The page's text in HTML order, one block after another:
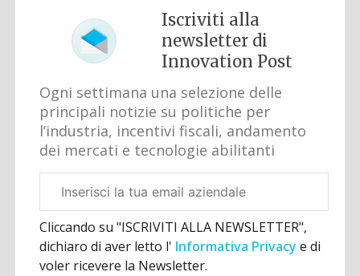
Iscriviti alla
newsletter di
Innovation Post
Ogni settimana una selezione delle
principali notizie su politiche per
l’industria, incentivi fiscali, andamento
dei mercati e tecnologie abilitanti
aziendale
Cliccando su "ISCRIVITI ALLA NEWSLETTER",
dichiaro di aver letto l' Informativa Privacye di
voler ricevere la Newsletter.